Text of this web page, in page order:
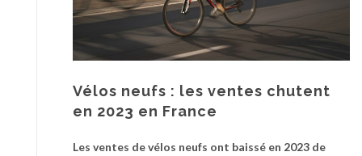
Vélos neufs : les ventes chutent
en 2023 en France
Les ventes de vélos neufs ont baissé en 2023 de